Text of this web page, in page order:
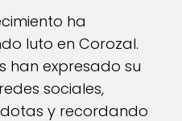
ha
luto en Corozal.
han expresado su
sociales,
y recordando